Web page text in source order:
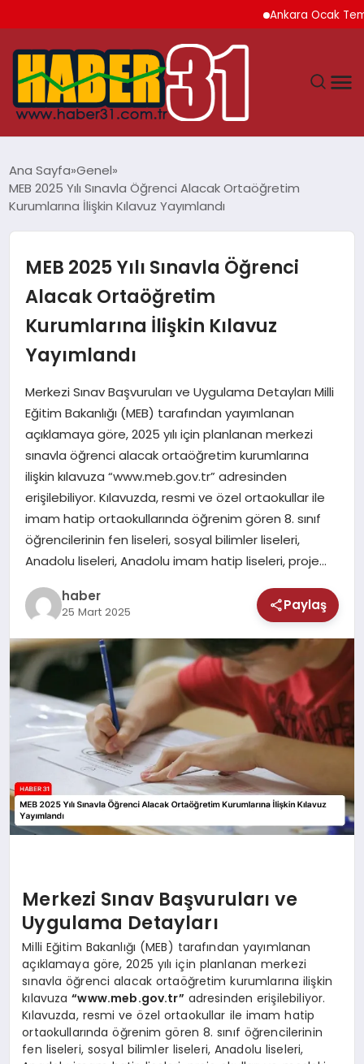
Ankara Ocak Temmuz
HATAY
GÜNDEM
MAGAZIN
SAĞLIK
TEKNOLOJI
Ana Sayfa Genel
MEB 2025 Yılı Sınavla Öğrenci Alacak Ortaöğretim
Kurumlarına İlişkin Kılavuz Yayımlandı
MEB 2025 Yılı Sınavla Öğrenci
Alacak Ortaöğretim
Kurumlarına İlişkin Kılavuz
Yayımlandı
Merkezi Sınav Başvuruları ve Uygulama Detayları Milli
Eğitim Bakanlığı (MEB) tarafından yayımlanan
açıklamaya göre, 2025 yılı için planlanan merkezi
sınavla öğrenci alacak ortaöğretim kurumlarına
ilişkin kılavuza “www.meb.gov.tr” adresinden
erişilebiliyor. Kılavuzda, resmi ve özel ortaokullar ile
imam hatip ortaokullarında öğrenim gören 8. sınıf
öğrencilerinin fen liseleri, sosyal bilimler liseleri,
Anadolu liseleri, Anadolu imam hatip liseleri, proje…
haber
25 Mart 2025 Paylaş
Merkezi Sınav Başvuruları ve
Uygulama Detayları
Milli Eğitim Bakanlığı (MEB) tarafından yayımlanan
açıklamaya göre, 2025 yılı için planlanan merkezi
sınavla öğrenci alacak ortaöğretim kurumlarına ilişkin
kılavuza“www.meb.gov.tr” adresinden erişilebiliyor.
Kılavuzda, resmi ve özel ortaokullar ile imam hatip
ortaokullarında öğrenim gören 8. sınıf öğrencilerinin
fen liseleri, sosyal bilimler liseleri, Anadolu liseleri,